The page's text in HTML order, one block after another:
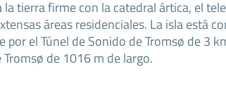
la tierra firme con la catedral ártica, el
áreas residenciales. La isla está
por el Túnel de Sonido de Tromsø de 3
de 1016 m de largo.